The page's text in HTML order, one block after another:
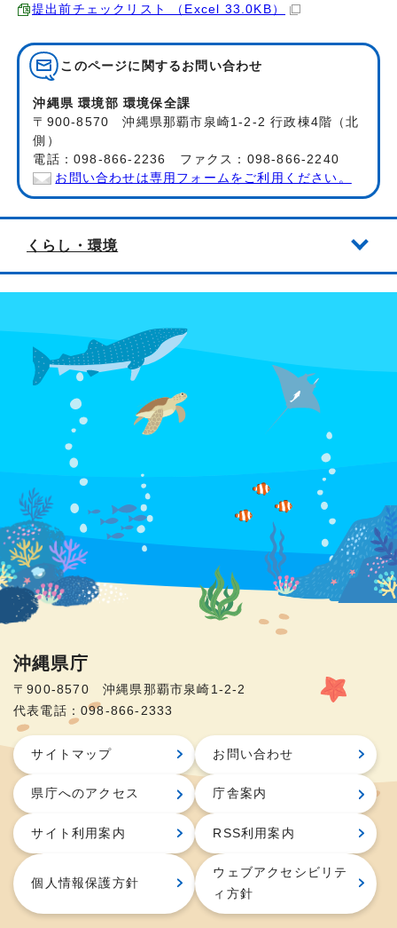
提出前チェックリスト （Excel 33.0KB）
このページに関する お問い合わせ
沖縄県 環境部 環境保全課
〒900-8570 沖縄県那覇市泉崎1-2-2 行政棟4階（北
側）
電話：098-866-2236 ファクス：098-866-2240
お問い合わせは専用フォームをご利用ください。
くらし・環境
沖縄県庁
〒900-8570 沖縄県那覇市泉崎1-2-2
代表電話：098-866-2333
サイトマップ お問い合わせ
県庁へのアクセス 庁舎案内
サイト利用案内 RSS利用案内
個人情報保護方針
ウェブアクセシビリテ
ィ方針